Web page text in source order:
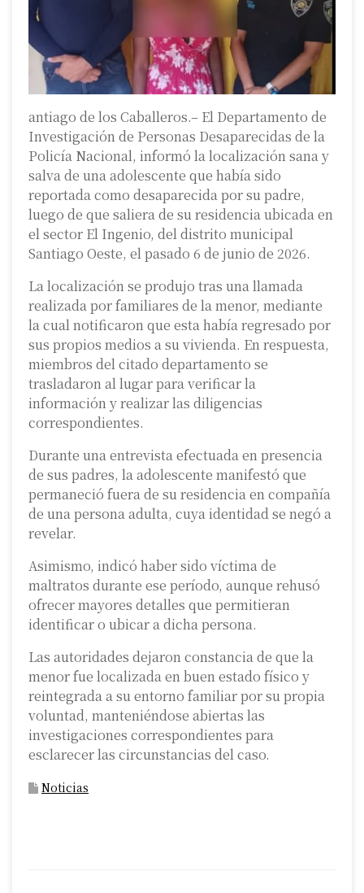
antiago de los Caballeros.– El Departamento de
Investigación de Personas Desaparecidas de la
Policía Nacional, informó la localización sana y
salva de una adolescente que había sido
reportada como desaparecida por su padre,
luego de que saliera de su residencia ubicada en
el sector El Ingenio, del distrito municipal
Santiago Oeste, el pasado 6 de junio de 2026.
La localización se produjo tras una llamada
realizada por familiares de la menor, mediante
la cual notificaron que esta había regresado por
sus propios medios a su vivienda. En respuesta,
miembros del citado departamento se
trasladaron al lugar para verificar la
información y realizar las diligencias
correspondientes.
Durante una entrevista efectuada en presencia
de sus padres, la adolescente manifestó que
permaneció fuera de su residencia en compañía
de una persona adulta, cuya identidad se negó a
revelar.
Asimismo, indicó haber sido víctima de
maltratos durante ese período, aunque rehusó
ofrecer mayores detalles que permitieran
identificar o ubicar a dicha persona.
Las autoridades dejaron constancia de que la
menor fue localizada en buen estado físico y
reintegrada a su entorno familiar por su propia
voluntad, manteniéndose abiertas las
investigaciones correspondientes para
esclarecer las circunstancias del caso.
Noticias